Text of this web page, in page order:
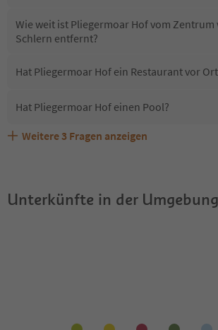
Wie weit ist Pliegermoar Hof vom Zentrum
Schlern entfernt?
Hat Pliegermoar Hof ein Restaurant vor
Hat Pliegermoar Hof einen Pool?
Sind Haustiere in der Unterkunft
Welche Services bietet Pliegermoar Hof?
Erhalten die Gäste von Pliegermoar Hof einen Südtirol
Weitere 3 Fragen anzeigen
Unterkünfte in der Umgebung